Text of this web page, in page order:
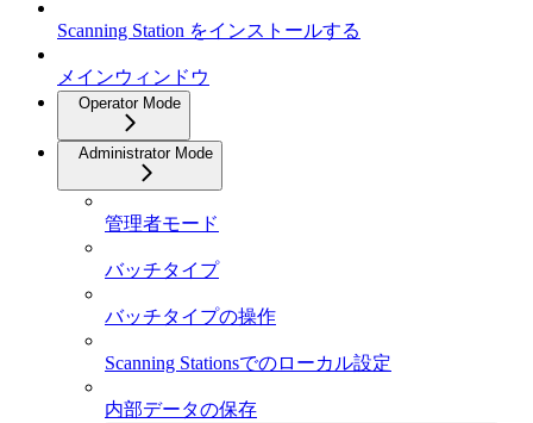
Scanning Station をインストールする
メインウィンドウ
Operator Mode
Administrator Mode
管理者モード
バッチタイプ
バッチタイプの操作
Scanning Stationsでのローカル設定
内部データの保存